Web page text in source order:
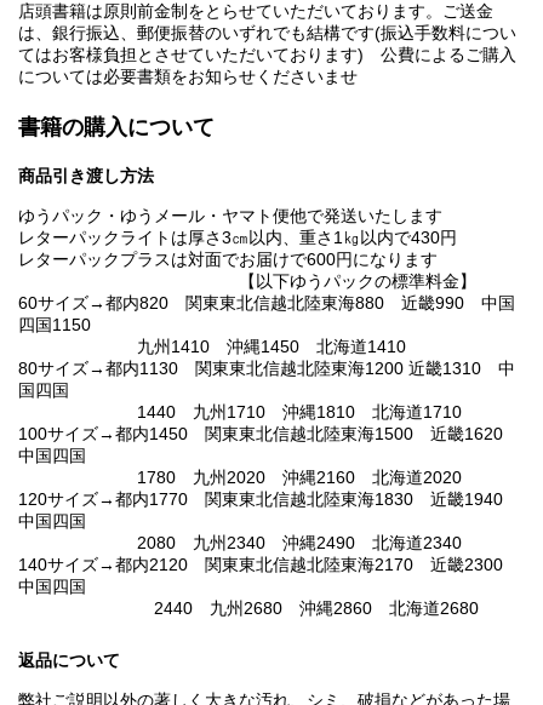
店頭書籍は原則前金制をとらせていただいております。ご送金
は、銀行振込、郵便振替のいずれでも結構です(振込手数料につい
てはお客様負担とさせていただいております) 公費によるご購入
については必要書類をお知らせくださいませ
書籍の購入について
商品引き渡し方法
ゆうパック・ゆうメール・ヤマト便他で発送いたします
レターパックライトは厚さ3㎝以内、重さ1㎏以内で430円
レターパックプラスは対面でお届けで600円になります
【以下ゆうパックの標準料金】
60サイズ→都内820 関東東北信越北陸東海880 近畿990 中国
四国1150
九州1410 沖縄1450 北海道1410
80サイズ→都内1130 関東東北信越北陸東海1200 近畿1310 中
国四国
1440 九州1710 沖縄1810 北海道1710
100サイズ→都内1450 関東東北信越北陸東海1500 近畿1620
中国四国
1780 九州2020 沖縄2160 北海道2020
120サイズ→都内1770 関東東北信越北陸東海1830 近畿1940
中国四国
2080 九州2340 沖縄2490 北海道2340
140サイズ→都内2120 関東東北信越北陸東海2170 近畿2300
中国四国
2440 九州2680 沖縄2860 北海道2680
返品について
弊社ご説明以外の著しく大きな汚れ、シミ、破損などがあった場